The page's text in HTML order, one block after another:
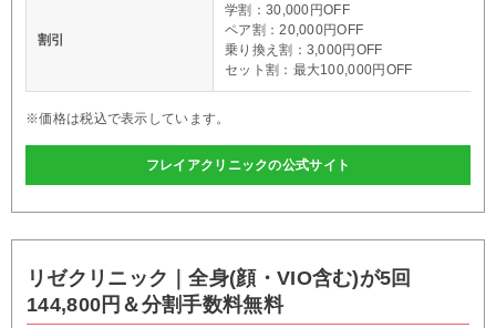
割引
学割：30,000円OFF
ペア割：20,000円OFF
乗り換え割：3,000円OFF
セット割：最大100,000円OFF
※価格は税込で表示しています。
フレイアクリニックの公式サイト
リゼクリニック｜全身(顔・VIO含む)が5回
144,800円＆分割手数料無料